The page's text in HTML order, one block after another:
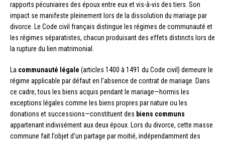
rapports pécuniaires des époux entre eux et vis-à-vis des tiers. Son
impact se manifeste pleinement lors de la dissolution du mariage par
divorce. Le Code civil français distingue les régimes de communauté et
les régimes séparatistes, chacun produisant des effets distincts lors de
la rupture du lien matrimonial.
La communauté légale (articles 1400 à 1491 du Code civil) demeure le
régime applicable par défaut en l’absence de contrat de mariage. Dans
ce cadre, tous les biens acquis pendant le mariage—hormis les
exceptions légales comme les biens propres par nature ou les
donations et successions—constituent des biens communs
appartenant indivisément aux deux époux. Lors du divorce, cette masse
commune fait l’objet d’un partage par moitié, indépendamment des